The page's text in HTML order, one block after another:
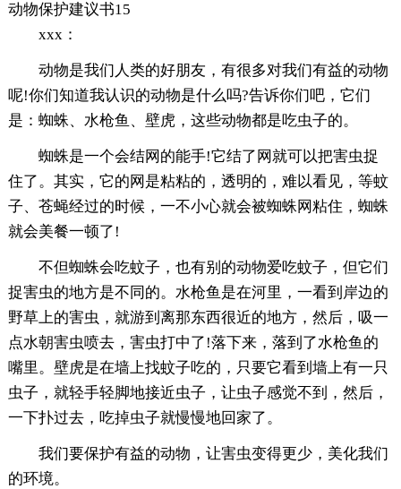
动物保护建议书15
xxx：
动物是我们人类的好朋友，有很多对我们有益的动物
呢!你们知道我认识的动物是什么吗?告诉你们吧，它们
是：蜘蛛、水枪鱼、壁虎，这些动物都是吃虫子的。
蜘蛛是一个会结网的能手!它结了网就可以把害虫捉
住了。其实，它的网是粘粘的，透明的，难以看见，等蚊
子、苍蝇经过的时候，一不小心就会被蜘蛛网粘住，蜘蛛
就会美餐一顿了!
不但蜘蛛会吃蚊子，也有别的动物爱吃蚊子，但它们
捉害虫的地方是不同的。水枪鱼是在河里，一看到岸边的
野草上的害虫，就游到离那东西很近的地方，然后，吸一
点水朝害虫喷去，害虫打中了!落下来，落到了水枪鱼的
嘴里。壁虎是在墙上找蚊子吃的，只要它看到墙上有一只
虫子，就轻手轻脚地接近虫子，让虫子感觉不到，然后，
一下扑过去，吃掉虫子就慢慢地回家了。
我们要保护有益的动物，让害虫变得更少，美化我们
的环境。